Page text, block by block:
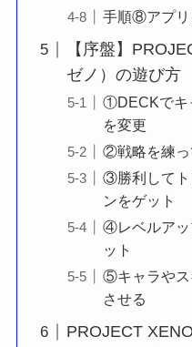
手順⑧アプリ
【序盤】
ゼノ）の遊び方
①DECKでキ
を変更
②戦略を練っ
③勝利してト
ンをゲット
④レベルアッ
ット
⑤キャラやス
させる
PROJECT